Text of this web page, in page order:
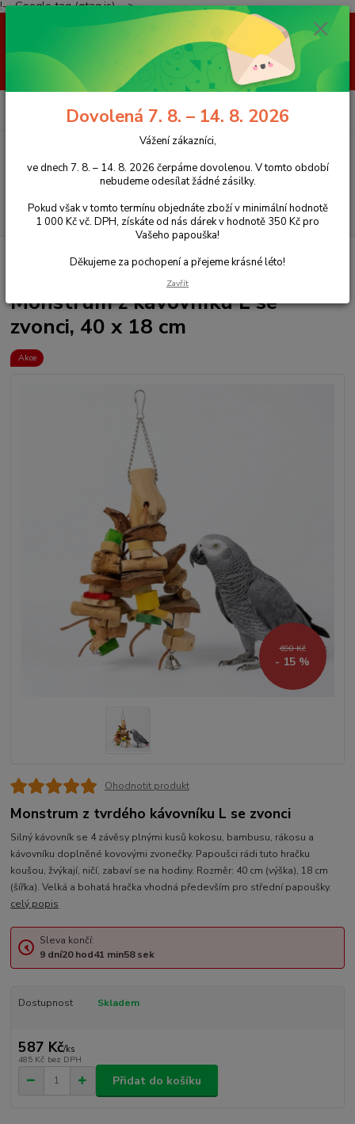
!-- Google tag (gtag.js) -->
Vážení zákazníci, ve dnech 7. 8. – 14. 8. 2026 čerpáme dovolenou. V
tomto období nebudeme odesílat žádné zásilky. Pokud však v tomto
termínu objednáte zboží v minimální hodnotě 1 000 Kč vč. DPH, získáte
od nás dárek v hodnotě 350 Kč pro Vašeho papouška! Děkujeme za
pochopení a přejeme krásné léto!
Menu
CZK
Hledat
(Po-Pá, 8-16 hod.)
Monstrum z kávovníku L se
zvonci, 40 x 18 cm
Akce
690 Kč
- 15 %
Ohodnotit produkt
Monstrum z tvrdého kávovníku L se zvonci
Silný kávovník se 4 závěsy plnými kusů kokosu, bambusu, rákosu a
kávovníku doplněné kovovými zvonečky. Papoušci rádi tuto hračku
koušou, žvýkají, ničí, zabaví se na hodiny. Rozměr: 40 cm (výška), 18 cm
(šířka). Velká a bohatá hračka vhodná především pro střední papoušky.
celý popis
Sleva končí:
9 dní20hod41 min58sek
Dostupnost Skladem
587 Kč/ks
485 Kč bez DPH
Přidat do košíku
Dovolená 7. 8. – 14. 8. 2026
Vážení zákazníci,
ve dnech 7. 8. – 14. 8. 2026 čerpáme dovolenou. V tomto období
nebudeme odesílat žádné zásilky.
Pokud však v tomto termínu objednáte zboží v minimální hodnotě
1 000 Kč vč. DPH, získáte od nás dárek v hodnotě 350 Kč pro
Vašeho papouška!
Děkujeme za pochopení a přejeme krásné léto!
Zavřít